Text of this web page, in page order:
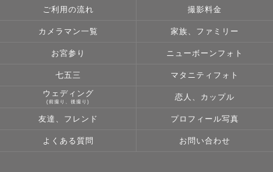
いと思っています。
200件以上撮影経験があるニューボーンフォトの講師で
安心してお任せいただければと思います。
୨୧テイスト
お花とアンティーク小物を使用した撮影が得意です❀
ご利用の流れ 撮影料金
カメラマン一覧 家族、ファミリー
お宮参り ニューボーンフォト
七五三 マタニティフォト
ウェディング
(前撮り、後撮り)
恋人、カップル
友達、フレンド プロフィール写真
よくある質問 お問い合わせ